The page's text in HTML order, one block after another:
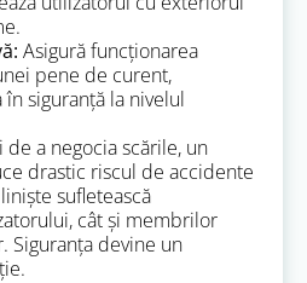
Asigură funcționarea
pene de curent,
siguranță la nivelul
a negocia scările, un
drastic riscul de accidente
sufletească
cât și membrilor
Siguranța devine un